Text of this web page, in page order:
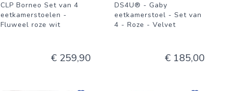
CLP Borneo Set van 4
eetkamerstoelen -
Fluweel roze wit
€ 259,90
DS4U® - Gaby
eetkamerstoel - Set van
4 - Roze - Velvet
€ 185,00